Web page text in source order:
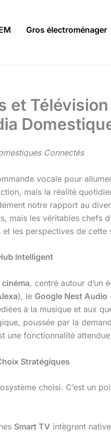
Gros électroménager
et
Connectés
vocale pour
mais la réalité
notre rapport au
mais les véritables chefs
les perspectives de
Intelligent
cinéma, centré autour d’un
), le Google Nest Audio
à la musique et aux
poussée par la
une fonctionnalité
Stratégiques
choisi. C’est un
Smart TV intègrent